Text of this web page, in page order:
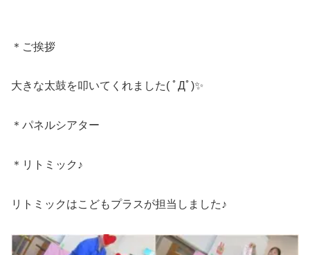
＊ご挨拶
大きな太鼓を叩いてくれました( ﾟДﾟ)✨
＊パネルシアター
＊リトミック♪
リトミックはこどもプラスが担当しました♪